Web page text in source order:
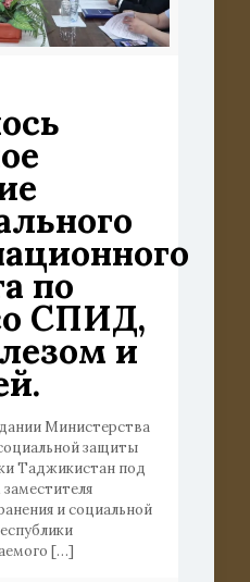
по
СПИД,
и
Министерства
защиты
Таджикистан под
и социальной
[…]